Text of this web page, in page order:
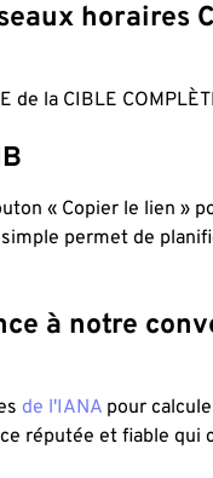
horaires
de la CIBLE
« Copier le lien »
permet de
à notre
de l'IANA pour
réputée et fiable qui